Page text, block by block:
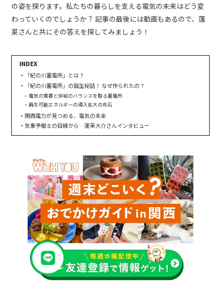
の姿を探ります。私たちの暮らしを支える電気の未来はどう変
わっていくのでしょうか？ 記事の最後には動画もあるので、蓬
莱さんと共にその答えを探してみましょう！
「紀の川蓄電所」とは？
「紀の川蓄電所」の誕生秘話！ なぜ作られたの？
電気の需要と供給のバランスを取る蓄電所
再生可能エネルギーの導入拡大の布石
関西電力が見つめる、電気の未来
気象予報士の目線から…蓬莱大介さんインタビュー